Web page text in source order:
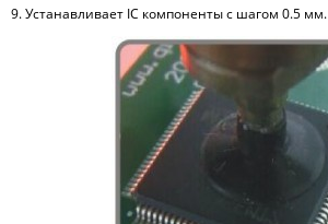
9. Устанавливает IC компоненты с шагом 0.5 мм.